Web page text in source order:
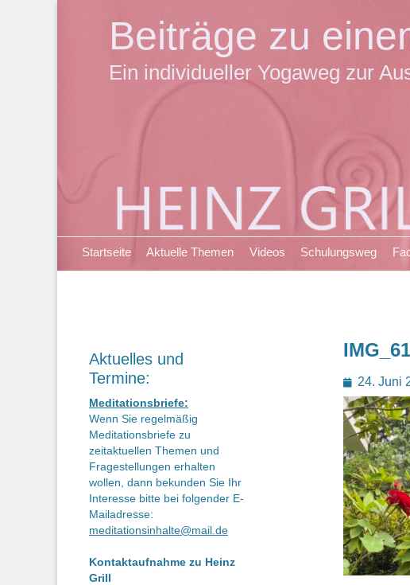
Beiträge zu
Ein individueller Yogaweg zur
Primäres Menü
ZumStartseite Aktuelle Themen Videos Schulungsweg
Posted
on
24. Juni
Aktuelles und
Termine:
Meditationsbriefe:
Wenn Sie regelmäßig
Meditationsbriefe zu
zeitaktuellen Themen und
Fragestellungen erhalten
wollen, dann bekunden Sie Ihr
Interesse bitte bei folgender E-
Mailadresse:
meditationsinhalte@mail.de
Kontaktaufnahme zu Heinz
Grill